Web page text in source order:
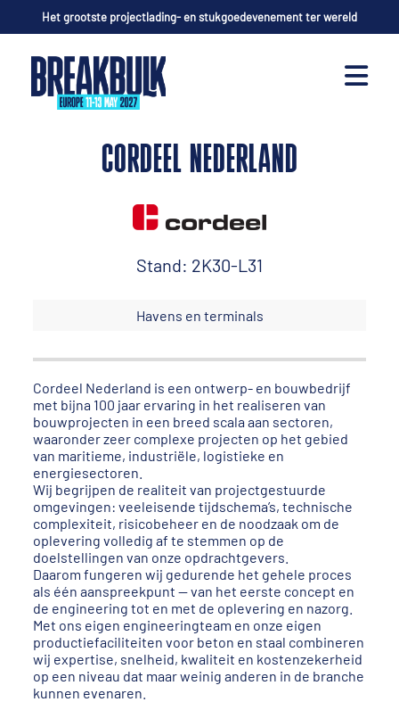
Het grootste projectlading- en stukgoedevenement ter wereld
CORDEEL NEDERLAND
Stand: 2K30-L31
Havens en terminals
Cordeel Nederland is een ontwerp- en bouwbedrijf
met bijna 100 jaar ervaring in het realiseren van
bouwprojecten in een breed scala aan sectoren,
waaronder zeer complexe projecten op het gebied
van maritieme, industriële, logistieke en
energiesectoren.
Wij begrijpen de realiteit van projectgestuurde
omgevingen: veeleisende tijdschema’s, technische
complexiteit, risicobeheer en de noodzaak om de
oplevering volledig af te stemmen op de
doelstellingen van onze opdrachtgevers.
Daarom fungeren wij gedurende het gehele proces
als één aanspreekpunt — van het eerste concept en
de engineering tot en met de oplevering en nazorg.
Met ons eigen engineeringteam en onze eigen
productiefaciliteiten voor beton en staal combineren
wij expertise, snelheid, kwaliteit en kostenzekerheid
op een niveau dat maar weinig anderen in de branche
kunnen evenaren.